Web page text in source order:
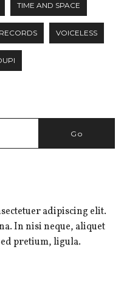
TIME AND SPACE
VOICELESS
adipiscing elit.
In nisi neque, aliquet
pretium, ligula.